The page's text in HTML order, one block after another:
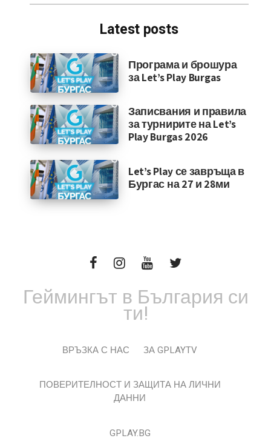
Latest posts
Програма и брошура
за Let’s Play Burgas
Записвания и правила
за турнирите на Let’s
Play Burgas 2026
Let’s Play се завръща в
Бургас на 27 и 28ми
Геймингът в България си
ти!
ВРЪЗКА С НАС ЗА GPLAYTV
ПОВЕРИТЕЛНОСТ И ЗАЩИТА НА ЛИЧНИ
ДАННИ
GPLAY.BG